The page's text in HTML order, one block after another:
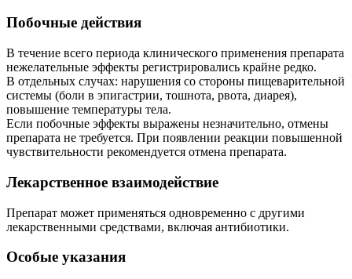
Побочные действия
В течение всего периода клинического применения препарата
нежелательные эффекты регистрировались крайне редко.
В отдельных случах: нарушения со стороны пищеварительной
системы (боли в эпигастрии, тошнота, рвота, диарея),
повышение температуры тела.
Если побочные эффекты выражены незначительно, отмены
препарата не требуется. При появлении реакции повышенной
чувствительности рекомендуется отмена препарата.
Лекарственное взаимодействие
Препарат может применяться одновременно с другими
лекарственными средствами, включая антибиотики.
Особые указания